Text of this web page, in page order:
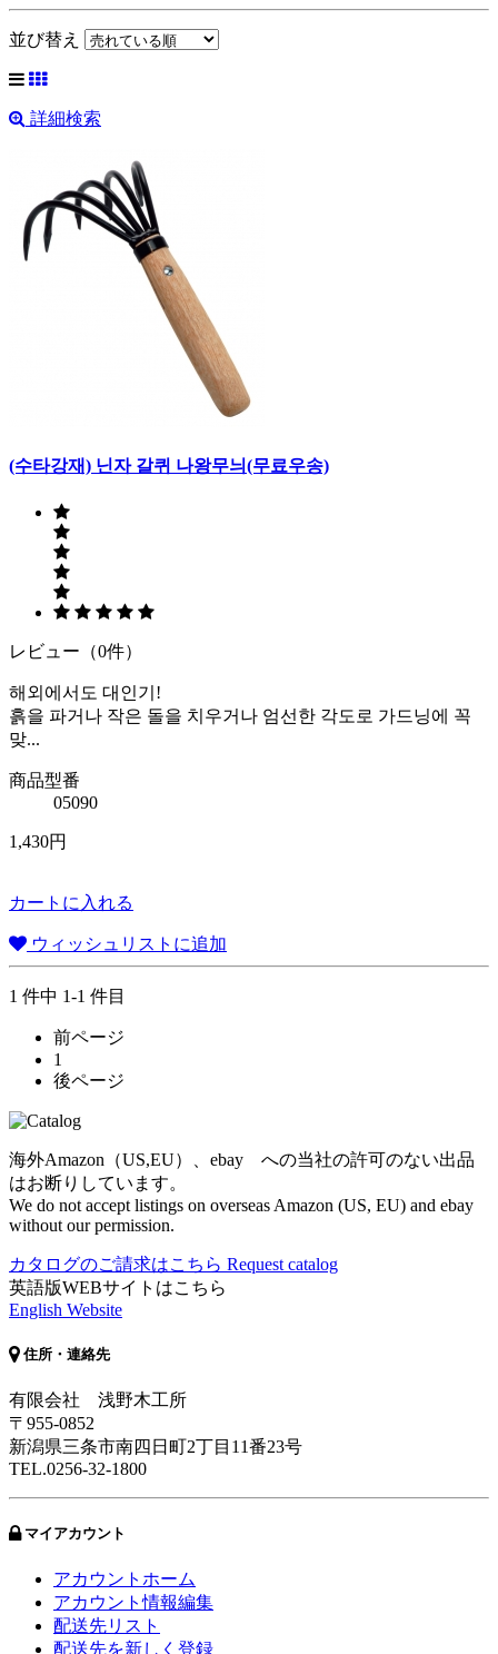
並び替え
詳細検索
(수타강재) 닌자 갈퀴 나왕무늬(무료우송)
レビュー（0件）
해외에서도 대인기!
흙을 파거나 작은 돌을 치우거나 엄선한 각도로 가드닝에 꼭
맞...
商品型番
05090
1,430円
カートに入れる
ウィッシュリストに追加
1 件中 1-1 件目
前ページ
1
後ページ
海外Amazon（US,EU）、ebay への当社の許可のない出品
はお断りしています。
We do not accept listings on overseas Amazon (US, EU) and ebay
without our permission.
カタログのご請求はこちら Request catalog
英語版WEBサイトはこちら
English Website
住所・連絡先
有限会社 浅野木工所
〒955-0852
新潟県三条市南四日町2丁目11番23号
TEL.0256-32-1800
マイアカウント
アカウントホーム
アカウント情報編集
配送先リスト
配送先を新しく登録